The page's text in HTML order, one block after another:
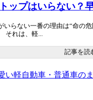
ップはいらない？
いらない一番の理由は“命の
それは、軽...
記事を読